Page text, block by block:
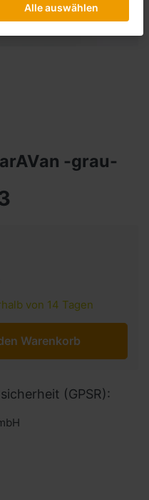
-grau-
von 14 Tagen
Warenkorb
(GPSR):
Alle auswählen